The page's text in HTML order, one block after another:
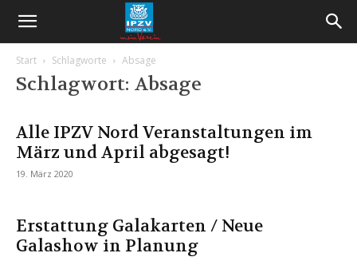
Start Schlagworte Absage
Schlagwort: Absage
Alle IPZV Nord Veranstaltungen im
März und April abgesagt!
19. März 2020
Erstattung Galakarten / Neue
Galashow in Planung